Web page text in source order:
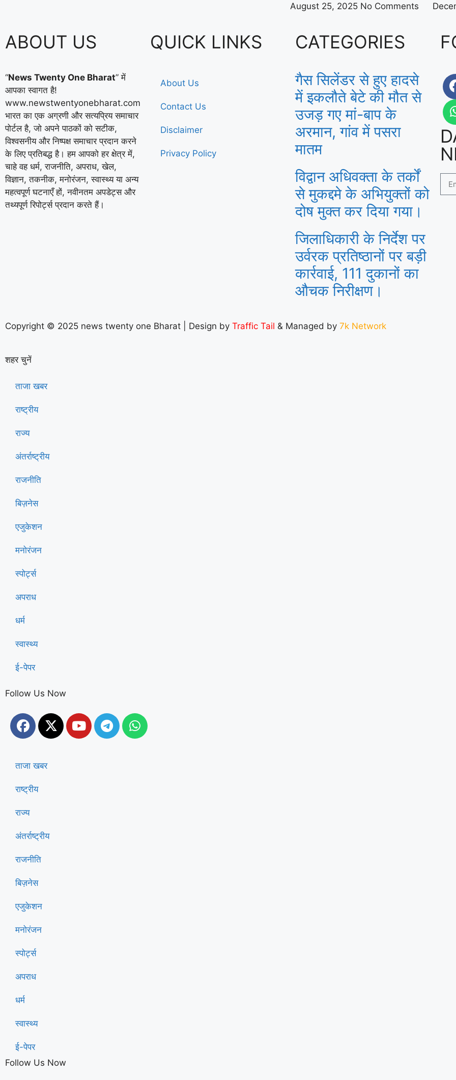
August 25, 2025 No Comments
ABOUT US
“News Twenty One Bharat” में
आपका स्वागत है!
www.newstwentyonebharat.com
भारत का एक अग्रणी और सत्यप्रिय समाचार
पोर्टल है, जो अपने पाठकों को सटीक,
विश्वसनीय और निष्पक्ष समाचार प्रदान करने
के लिए प्रतिबद्ध है। हम आपको हर क्षेत्र में,
चाहे वह धर्म, राजनीति, अपराध, खेल,
विज्ञान, तकनीक, मनोरंजन, स्वास्थ्य या अन्य
महत्वपूर्ण घटनाएँ हों, नवीनतम अपडेट्स और
तथ्यपूर्ण रिपोर्ट्स प्रदान करते हैं।
QUICK LINKS
About Us
Contact Us
Disclaimer
Privacy Policy
CATEGORIES
गैस सिलेंडर से हुए हादसे
में इकलौते बेटे की मौत से
उजड़ गए मां-बाप के
अरमान, गांव में पसरा
मातम
विद्वान अधिवक्ता के तर्कों
से मुकद्दमे के अभियुक्तों को
दोष मुक्त कर दिया गया।
जिलाधिकारी के निर्देश पर
उर्वरक प्रतिष्ठानों पर बड़ी
कार्रवाई, 111 दुकानों का
औचक निरीक्षण।
Copyright © 2025 news twenty one Bharat | Design by Traffic Tail & Managed by 7k Network
शहर चुनें
ताजा खबर
राष्ट्रीय
राज्य
अंतर्राष्ट्रीय
राजनीति
बिज़नेस
एजुकेशन
मनोरंजन
स्पोर्ट्स
अपराध
धर्म
स्वास्थ्य
ई-पेपर
Follow Us Now
ताजा खबर
राष्ट्रीय
राज्य
अंतर्राष्ट्रीय
राजनीति
बिज़नेस
एजुकेशन
मनोरंजन
स्पोर्ट्स
अपराध
धर्म
स्वास्थ्य
ई-पेपर
Follow Us Now